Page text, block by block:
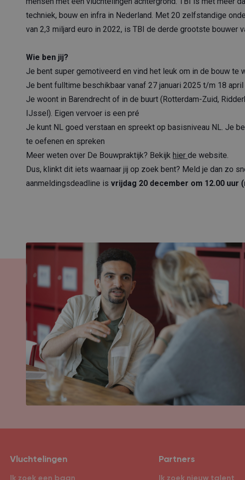
techniek, bouw en infra in Nederland. Met 20 zelfstandige
van 2,3 miljard euro in 2022, is TBI de derde grootste bouwer
Wie ben jij?
Je bent super gemotiveerd en vind het leuk om in de bouw te
Je bent fulltime beschikbaar vanaf 27 januari 2025 t/m 18
Je woont in Barendrecht of in de buurt (Rotterdam-Zuid,
IJssel). Eigen vervoer is een pré
Je kunt NL goed verstaan en spreekt op basisniveau NL. Je
te oefenen en spreken
Meer weten over De Bouwpraktijk? Bekijk hier de website.
Dus, klinkt dit iets waarnaar jij op zoek bent? Meld je dan zo
aanmeldingsdeadline is vrijdag 20 december om 12.00 uur
Vluchtelingen Partners